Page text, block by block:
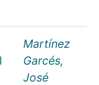
Martínez
Garcés,
José